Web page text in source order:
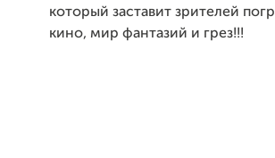
который заставит зрителей
кино, мир фантазий и грез!!!